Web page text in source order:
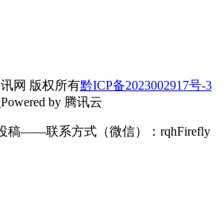
网 版权所有黔ICP备2023002917号-3
Powered by 腾讯云
稿——联系方式（微信）：rqhFirefly